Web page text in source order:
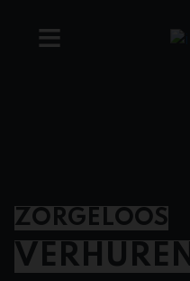
ZORGELOOS
VERHUREN